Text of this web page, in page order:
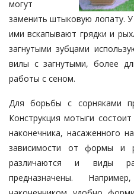
могут
заменить штыковую лопату.
ими вскапывают грядки и
загнутыми зубцами
вилы с загнутыми, более
работы с сеном.
Для борьбы с сорняками
Конструкция мотыги
наконечника, насаженного
зависимости от формы и
различаются и виды
предназначены.